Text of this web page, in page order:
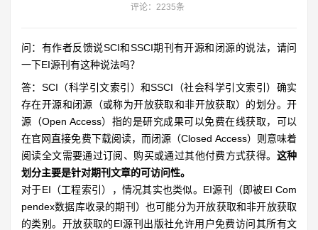
评论：2235条
问：有作者反馈说SCI和SSCI期刊有开源和闭源的说法，请问
一下EI源刊有这种说法吗？
答：SCI（科学引文索引）和SSCI（社会科学引文索引）确实
存在开源和闭源（或称为开放获取和非开放获取）的划分。开
源（Open Access）指的是研究成果可以免费在线获取，可以
在官网直接免费下载阅读，而闭源（Closed Access）则意味着
阅读全文需要通过订阅、购买或通过其他付费方式获得。 这种
划分主要是针对期刊文章的可访问性。
对于EI（工程索引），情况其实也类似。EI源刊（即被EI Com
pendex数据库收录的期刊）也可能分为开放获取和非开放获取
的类别。开放获取的EI源刊出版社允许用户免费访问其所有文